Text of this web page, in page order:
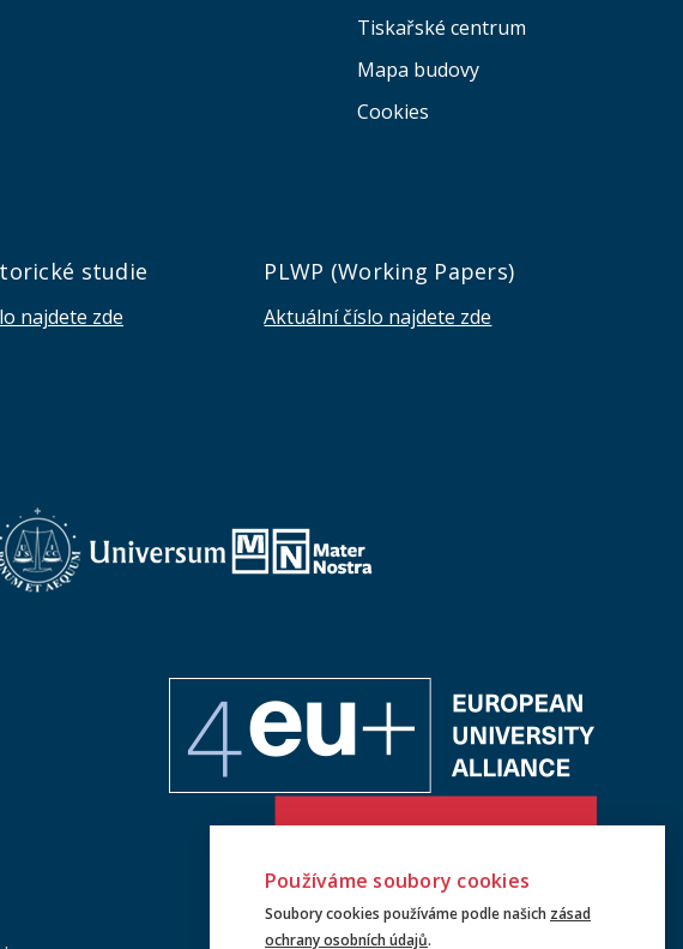
Tiskařské centrum
Mapa budovy
Cookies
studie
najdete zde
PLWP (Working Papers)
Aktuální číslo najdete zde
Používáme soubory cookies
Soubory cookies používáme podle našich zásad
ochrany osobních údajů.